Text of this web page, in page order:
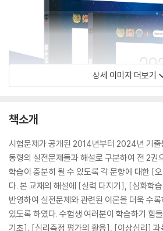
상세 이미지 더보기
책소개
시험문제가 공개된 2014년부터 2024년 기출
동형의 실전문제들과 해설로 구분하여 전 2권
학습이 충분히 될 수 있도록 각 문항에 대한 [
다. 본 교재의 해설에 [실력 다지기], [심화학
반영하여 실전문제와 관련된 이론을 더욱 수
있도록 하였다. 수험생 여러분이 학습하기 힘
기초], [심리측정 평가의 활용], [이상심리] 과